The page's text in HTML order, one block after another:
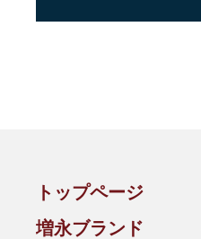
トップページ
増永ブランド